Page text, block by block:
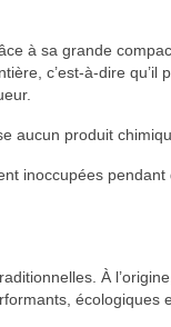
à sa grande
c’est-à-dire qu’il
aucun produit
inoccupées
À
écologiques